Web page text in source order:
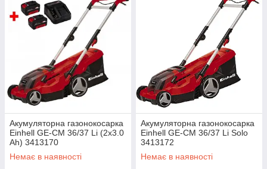
Акумуляторна газонокосарка
Einhell GE-CM 36/37 Li (2x3.0
Ah) 3413170
Немає в наявності
Акумуляторна газонокосарка
Einhell GE-CM 36/37 Li Solo
3413172
Немає в наявності